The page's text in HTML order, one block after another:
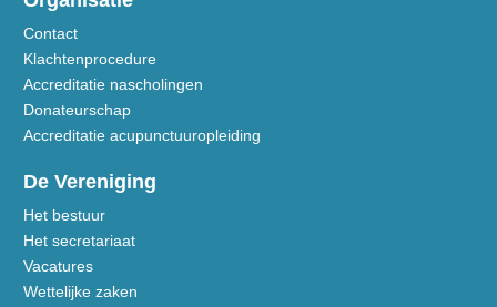
Contact
Klachtenprocedure
Accreditatie nascholingen
Donateurschap
Accreditatie acupunctuuropleiding
De Vereniging
Het bestuur
Het secretariaat
Vacatures
Wettelijke zaken